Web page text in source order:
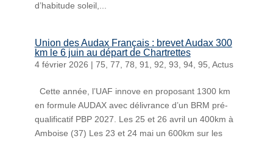
d’habitude soleil,...
Union des Audax Français : brevet Audax 300
km le 6 juin au départ de Chartrettes
4 février 2026 | 75 77 78 91 92 93 94, 95 Actus
Cette année, l’UAF innove en proposant 1300 km
en formule AUDAX avec délivrance d’un BRM pré-
qualificatif PBP 2027. Les 25 et 26 avril un 400km à
Amboise (37) Les 23 et 24 mai un 600km sur les